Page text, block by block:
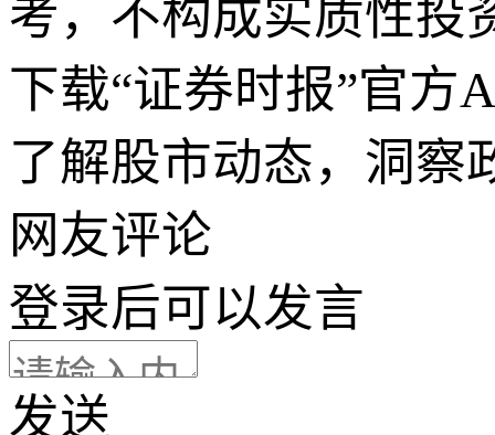
考，不构成实质性投
下载“证券时报”官方
了解股市动态，洞察
网友评论
登录后可以发言
发送